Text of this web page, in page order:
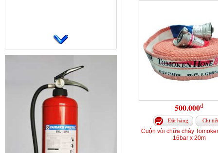
500.000đ
Đặt hàng Chi tiết
Cuộn vòi chữa cháy
16bar x 20m